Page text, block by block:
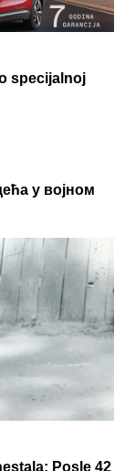
specijalnoj
у војном
Posle 42